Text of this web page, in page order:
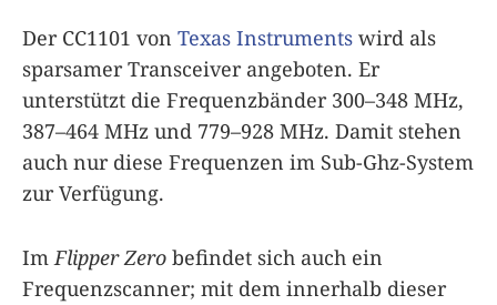
Der CC1101 von Texas Instruments wird als
sparsamer Transceiver angeboten. Er
unterstützt die Frequenzbänder 300–348 MHz,
387–464 MHz und 779–928 MHz. Damit stehen
auch nur diese Frequenzen im Sub-Ghz-System
zur Verfügung.
ImFlipper Zero befindet sich auch ein
Frequenzscanner; mit dem innerhalb dieser